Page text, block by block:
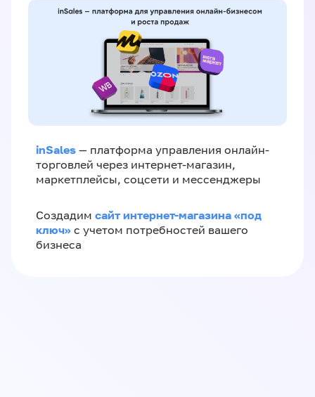
inSales — платформа управления онлайн-
торговлей через интернет-магазин,
маркетплейсы, соцсети и мессенджеры
Создадим сайт интернет-магазина «под
ключ» с учетом потребностей вашего
бизнеса